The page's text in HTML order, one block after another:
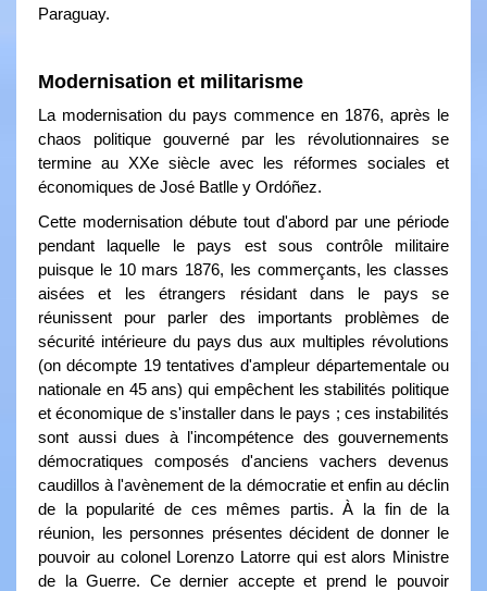
Paraguay.
Modernisation et militarisme
La modernisation du pays commence en 1876, après le
chaos politique gouverné par les révolutionnaires se
termine au XXe siècle avec les réformes sociales et
économiques de José Batlle y Ordóñez.
Cette modernisation débute tout d'abord par une période
pendant laquelle le pays est sous contrôle militaire
puisque le 10 mars 1876, les commerçants, les classes
aisées et les étrangers résidant dans le pays se
réunissent pour parler des importants problèmes de
sécurité intérieure du pays dus aux multiples révolutions
(on décompte 19 tentatives d'ampleur départementale ou
nationale en 45 ans) qui empêchent les stabilités politique
et économique de s'installer dans le pays ; ces instabilités
sont aussi dues à l'incompétence des gouvernements
démocratiques composés d'anciens vachers devenus
caudillos à l'avènement de la démocratie et enfin au déclin
de la popularité de ces mêmes partis. À la fin de la
réunion, les personnes présentes décident de donner le
pouvoir au colonel Lorenzo Latorre qui est alors Ministre
de la Guerre. Ce dernier accepte et prend le pouvoir